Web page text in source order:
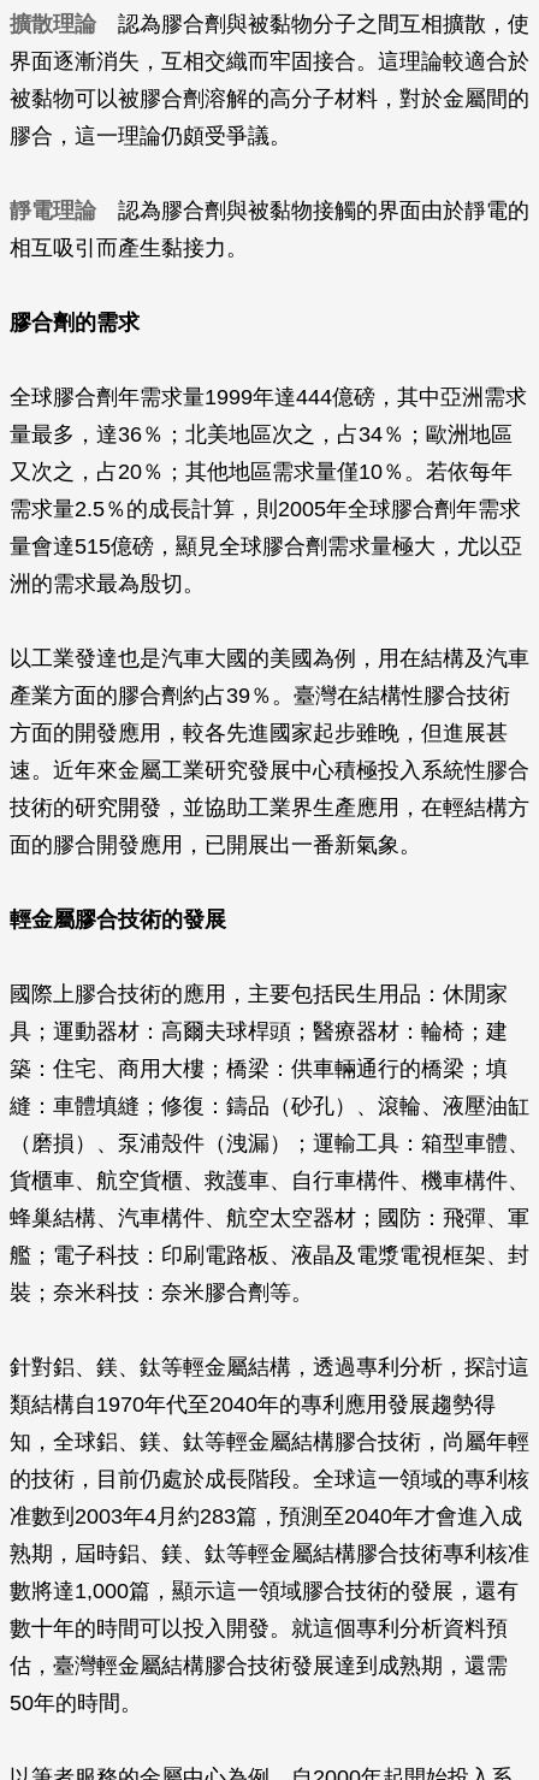
擴散理論認為膠合劑與被黏物分子之間互相擴散，使
界面逐漸消失，互相交織而牢固接合。這理論較適合於
被黏物可以被膠合劑溶解的高分子材料，對於金屬間的
膠合，這一理論仍頗受爭議。
靜電理論認為膠合劑與被黏物接觸的界面由於靜電的
相互吸引而產生黏接力。
膠合劑的需求
全球膠合劑年需求量1999年達444億磅，其中亞洲需求
量最多，達36％；北美地區次之，占34％；歐洲地區
又次之，占20％；其他地區需求量僅10％。若依每年
需求量2.5％的成長計算，則2005年全球膠合劑年需求
量會達515億磅，顯見全球膠合劑需求量極大，尤以亞
洲的需求最為殷切。
以工業發達也是汽車大國的美國為例，用在結構及汽車
產業方面的膠合劑約占39％。臺灣在結構性膠合技術
方面的開發應用，較各先進國家起步雖晚，但進展甚
速。近年來金屬工業研究發展中心積極投入系統性膠合
技術的研究開發，並協助工業界生產應用，在輕結構方
面的膠合開發應用，已開展出一番新氣象。
輕金屬膠合技術的發展
國際上膠合技術的應用，主要包括民生用品：休閒家
具；運動器材：高爾夫球桿頭；醫療器材：輪椅；建
築：住宅、商用大樓；橋梁：供車輛通行的橋梁；填
縫：車體填縫；修復：鑄品（砂孔）、滾輪、液壓油缸
（磨損）、泵浦殼件（洩漏）；運輸工具：箱型車體、
貨櫃車、航空貨櫃、救護車、自行車構件、機車構件、
蜂巢結構、汽車構件、航空太空器材；國防：飛彈、軍
艦；電子科技：印刷電路板、液晶及電漿電視框架、封
裝；奈米科技：奈米膠合劑等。
針對鋁、鎂、鈦等輕金屬結構，透過專利分析，探討這
類結構自1970年代至2040年的專利應用發展趨勢得
知，全球鋁、鎂、鈦等輕金屬結構膠合技術，尚屬年輕
的技術，目前仍處於成長階段。全球這一領域的專利核
准數到2003年4月約283篇，預測至2040年才會進入成
熟期，屆時鋁、鎂、鈦等輕金屬結構膠合技術專利核准
數將達1,000篇，顯示這一領域膠合技術的發展，還有
數十年的時間可以投入開發。就這個專利分析資料預
估，臺灣輕金屬結構膠合技術發展達到成熟期，還需
50年的時間。